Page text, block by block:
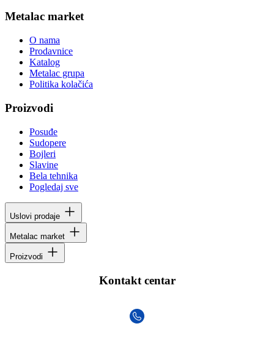
Metalac market
O nama
Prodavnice
Katalog
Metalac grupa
Politika kolačića
Proizvodi
Posuđe
Sudopere
Bojleri
Slavine
Bela tehnika
Pogledaj sve
Uslovi prodaje
Metalac market
Proizvodi
Kontakt centar